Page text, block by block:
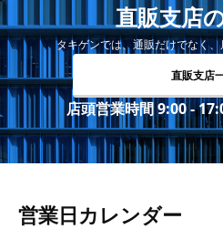
直販支店
タキゲンでは、通販だけでなく
直販支店
店頭営業時間 9:00 -
営業⽇カレンダー